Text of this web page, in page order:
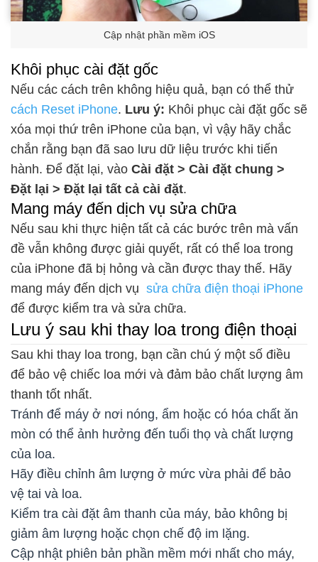
Cập nhật phần mềm iOS
Khôi phục cài đặt gốc
Nếu các cách trên không hiệu quả, bạn có thể thử
cách Reset iPhone. Lưu ý: Khôi phục cài đặt gốc sẽ
xóa mọi thứ trên iPhone của bạn, vì vậy hãy chắc
chắn rằng bạn đã sao lưu dữ liệu trước khi tiến
hành. Để đặt lại, vào Cài đặt > Cài đặt chung >
Đặt lại > Đặt lại tất cả cài đặt.
Mang máy đến dịch vụ sửa chữa
Nếu sau khi thực hiện tất cả các bước trên mà vấn
đề vẫn không được giải quyết, rất có thể loa trong
của iPhone đã bị hỏng và cần được thay thế. Hãy
mang máy đến dịch vụ sửa chữa điện thoại iPhone
để được kiểm tra và sửa chữa.
Lưu ý sau khi thay loa trong điện thoại
Sau khi thay loa trong, bạn cần chú ý một số điều
để bảo vệ chiếc loa mới và đảm bảo chất lượng âm
thanh tốt nhất.
Tránh để máy ở nơi nóng, ẩm hoặc có hóa chất ăn
mòn có thể ảnh hưởng đến tuổi thọ và chất lượng
của loa.
Hãy điều chỉnh âm lượng ở mức vừa phải để bảo
vệ tai và loa.
Kiểm tra cài đặt âm thanh của máy, bảo không bị
giảm âm lượng hoặc chọn chế độ im lặng.
Cập nhật phiên bản phần mềm mới nhất cho máy,